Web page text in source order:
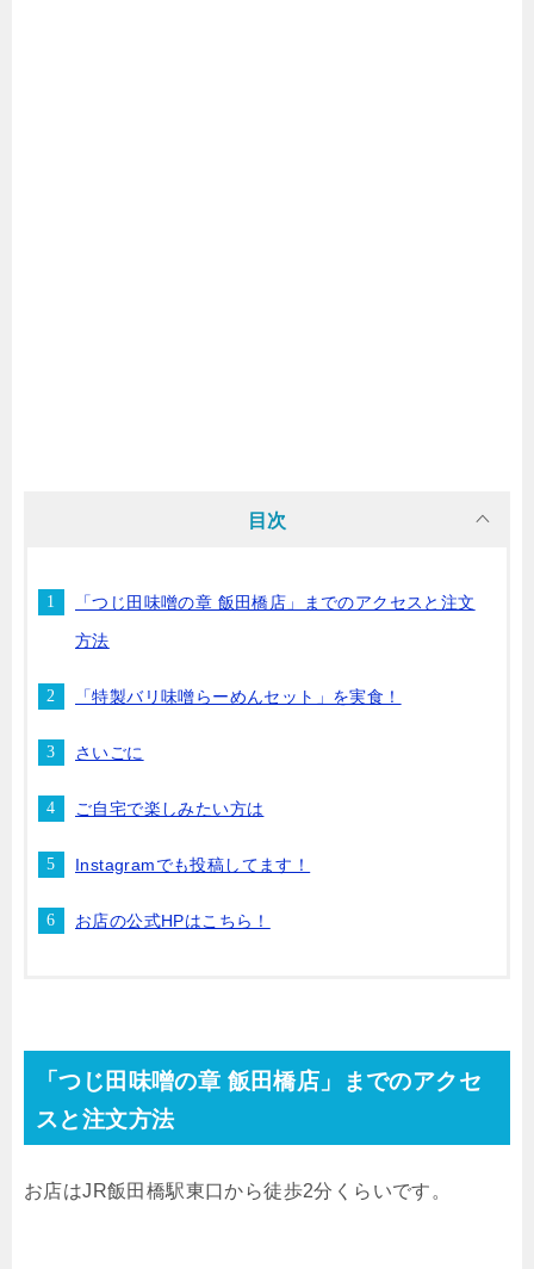
目次
「つじ田味噌の章 飯田橋店」までのアクセスと注文
方法
「特製バリ味噌らーめんセット」を実食！
さいごに
ご自宅で楽しみたい方は
Instagramでも投稿してます！
お店の公式HPはこちら！
「つじ田味噌の章 飯田橋店」までのアクセ
スと注文方法
お店はJR飯田橋駅東口から徒歩2分くらいです。